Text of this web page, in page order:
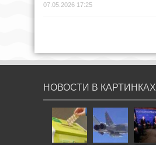
07.05.2026 17:25
НОВОСТИ В КАРТИНКАХ